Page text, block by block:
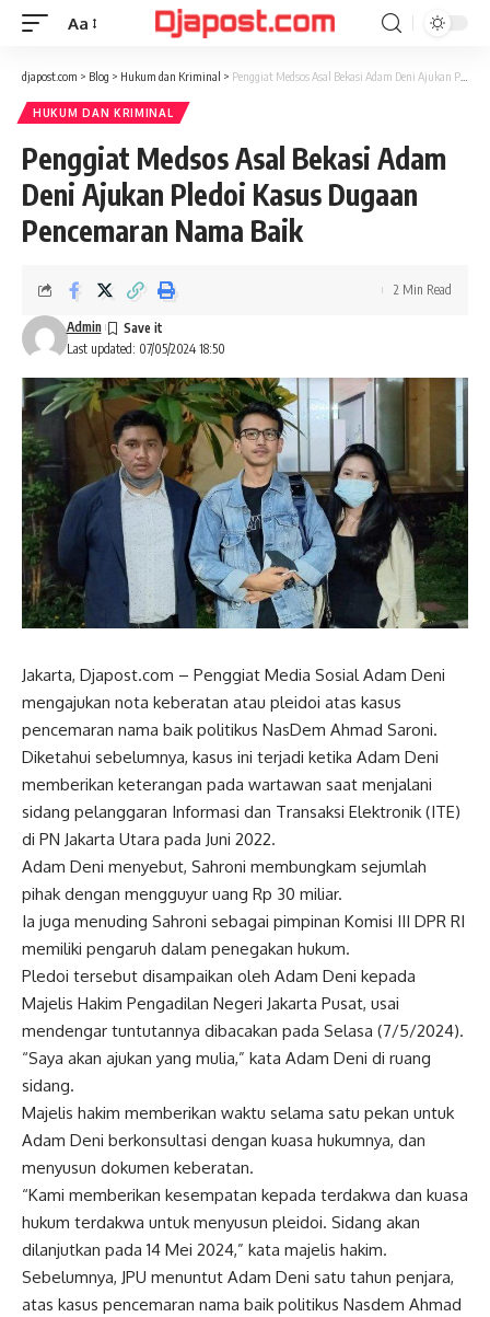
Font
Aa
djapost.com > Blog > Hukum dan Kriminal > Penggiat Medsos Asal Bekasi Adam Deni Ajukan Pledoi Kasus Dugaan Pencemaran Nama Baik
HUKUM DAN KRIMINAL
Penggiat Medsos Asal Bekasi Adam
Deni Ajukan Pledoi Kasus Dugaan
Pencemaran Nama Baik
Last updated: 07/05/2024 18:50
Admin
2 Min Read
Jakarta, Djapost.com – Penggiat Media Sosial Adam Deni
mengajukan nota keberatan atau pleidoi atas kasus
pencemaran nama baik politikus NasDem Ahmad Saroni.
Diketahui sebelumnya, kasus ini terjadi ketika Adam Deni
memberikan keterangan pada wartawan saat menjalani
sidang pelanggaran Informasi dan Transaksi Elektronik (ITE)
di PN Jakarta Utara pada Juni 2022.
Adam Deni menyebut, Sahroni membungkam sejumlah
pihak dengan mengguyur uang Rp 30 miliar.
Ia juga menuding Sahroni sebagai pimpinan Komisi III DPR RI
memiliki pengaruh dalam penegakan hukum.
Pledoi tersebut disampaikan oleh Adam Deni kepada
Majelis Hakim Pengadilan Negeri Jakarta Pusat, usai
mendengar tuntutannya dibacakan pada Selasa (7/5/2024).
“Saya akan ajukan yang mulia,” kata Adam Deni di ruang
sidang.
Majelis hakim memberikan waktu selama satu pekan untuk
Adam Deni berkonsultasi dengan kuasa hukumnya, dan
menyusun dokumen keberatan.
“Kami memberikan kesempatan kepada terdakwa dan kuasa
hukum terdakwa untuk menyusun pleidoi. Sidang akan
dilanjutkan pada 14 Mei 2024,” kata majelis hakim.
Sebelumnya, JPU menuntut Adam Deni satu tahun penjara,
atas kasus pencemaran nama baik politikus Nasdem Ahmad